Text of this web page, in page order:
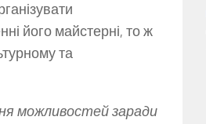
його майстерні, то ж
та
можливостей заради